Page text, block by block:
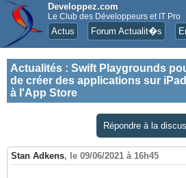
Developpez.com
Le Club des Développeurs et IT Pro
Actus Forum Actualit�s
Actualités : Swift Playgrounds
de créer des applications sur
à l'App Store
Répondre à la
Stan Adkens, le 09/06/2021 à 16h45